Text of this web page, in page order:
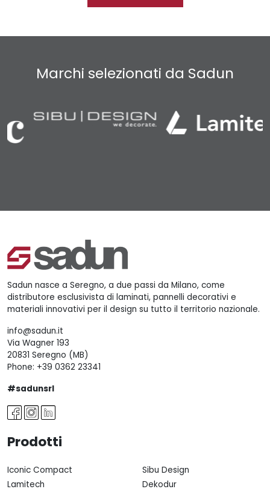
Marchi selezionati da Sadun
Sadun nasce a Seregno, a due passi da Milano, come
distributore esclusivista di laminati, pannelli decorativi e
materiali innovativi per il design su tutto il territorio nazionale.
info@sadun.it
Via Wagner 193
20831 Seregno (MB)
Phone: +39 0362 23341
#sadunsrl
Prodotti
Iconic Compact
Sibu Design
Lamitech
Dekodur